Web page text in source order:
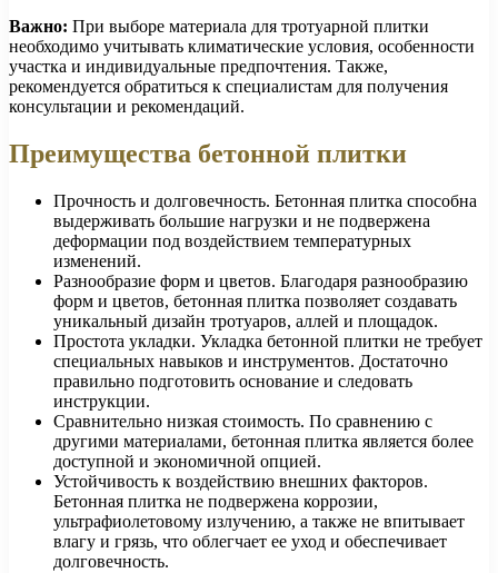
Важно: При выборе материала для тротуарной плитки
необходимо учитывать климатические условия, особенности
участка и индивидуальные предпочтения. Также,
рекомендуется обратиться к специалистам для получения
консультации и рекомендаций.
Преимущества бетонной плитки
Прочность и долговечность. Бетонная плитка способна
выдерживать большие нагрузки и не подвержена
деформации под воздействием температурных
изменений.
Разнообразие форм и цветов. Благодаря разнообразию
форм и цветов, бетонная плитка позволяет создавать
уникальный дизайн тротуаров, аллей и площадок.
Простота укладки. Укладка бетонной плитки не требует
специальных навыков и инструментов. Достаточно
правильно подготовить основание и следовать
инструкции.
Сравнительно низкая стоимость. По сравнению с
другими материалами, бетонная плитка является более
доступной и экономичной опцией.
Устойчивость к воздействию внешних факторов.
Бетонная плитка не подвержена коррозии,
ультрафиолетовому излучению, а также не впитывает
влагу и грязь, что облегчает ее уход и обеспечивает
долговечность.